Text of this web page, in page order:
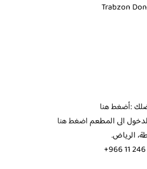
:أضغط هنا
الى المطعماضغط هنا
الرياض.